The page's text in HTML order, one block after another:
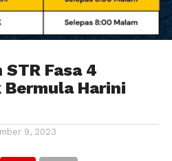
Fasa 4
Harini
9, 2023